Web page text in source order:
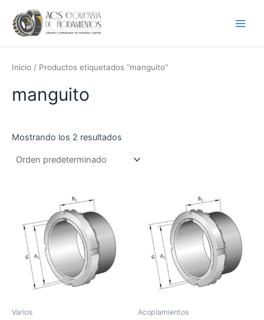
contenido
Inicio / Productos etiquetados “manguito”
manguito
Mostrando los 2 resultados
Varios Acoplamientos